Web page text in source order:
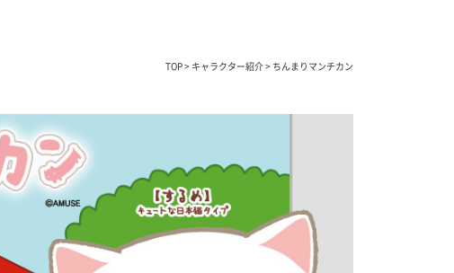
TOP > キャラクター紹介 > ちんまりマンチカン